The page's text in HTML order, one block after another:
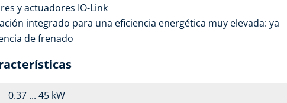
y actuadores IO-Link
integrado para una eficiencia energética muy elevada: ya
de frenado
0.37 ... 45 kW